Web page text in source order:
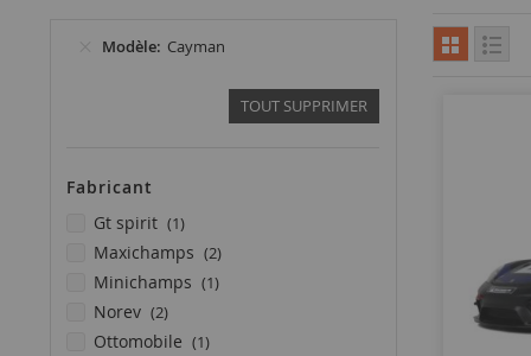
Modèle Cayman
TOUT SUPPRIMER
Fabricant
gt spirit
1article
maxichamps 2articles
minichamps 1article
norev 2articles
ottomobile 1article